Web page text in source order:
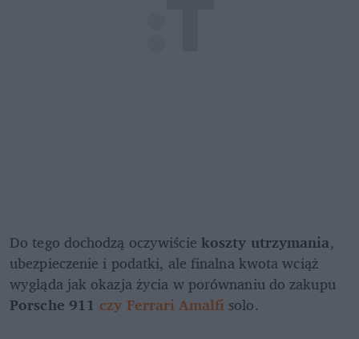
Do tego dochodzą oczywiście koszty utrzymania,
ubezpieczenie i podatki, ale finalna kwota wciąż
wygląda jak okazja życia w porównaniu do zakupu
Porsche 911 czy Ferrari Amalfi solo.